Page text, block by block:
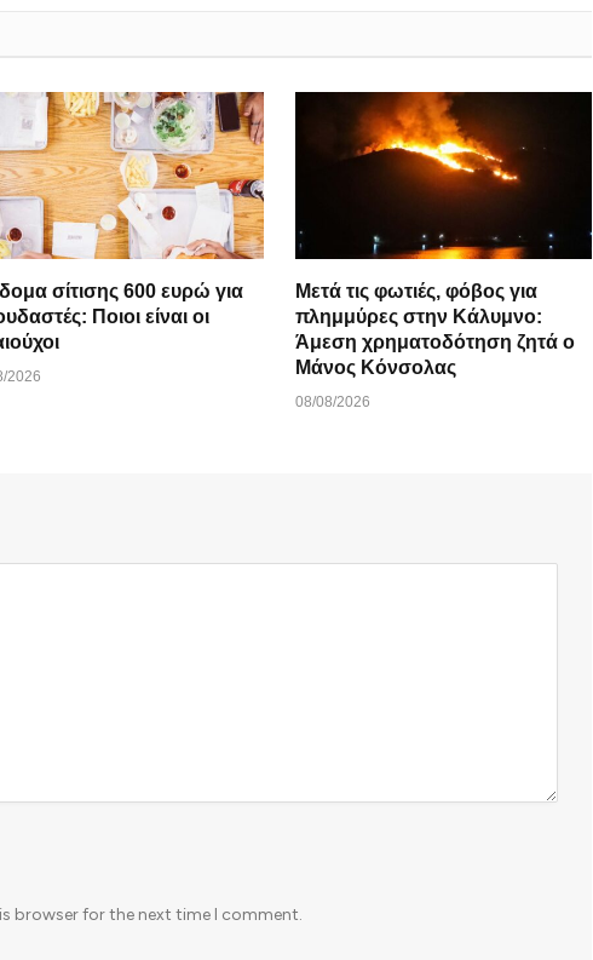
σίτισης 600 ευρώ για
Ποιοι είναι οι
2026
Μετά τις φωτιές, φόβος για
πλημμύρες στην Κάλυμνο:
Άμεση χρηματοδότηση ζητά ο
Μάνος Κόνσολας
08/08/2026
browser for the next time I comment.